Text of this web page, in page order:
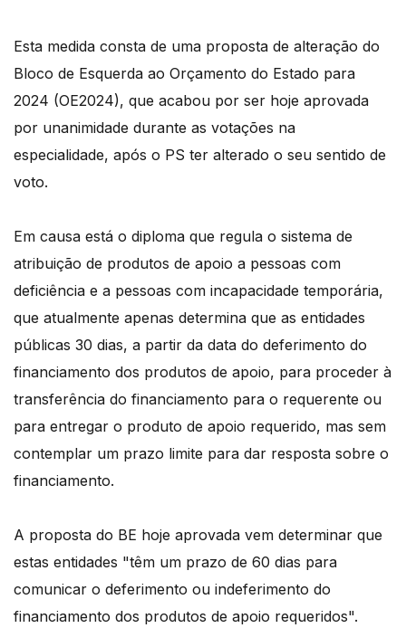
Esta medida consta de uma proposta de alteração do
Bloco de Esquerda ao Orçamento do Estado para
2024 (OE2024), que acabou por ser hoje aprovada
por unanimidade durante as votações na
especialidade, após o PS ter alterado o seu sentido de
voto.
Em causa está o diploma que regula o sistema de
atribuição de produtos de apoio a pessoas com
deficiência e a pessoas com incapacidade temporária,
que atualmente apenas determina que as entidades
públicas 30 dias, a partir da data do deferimento do
financiamento dos produtos de apoio, para proceder à
transferência do financiamento para o requerente ou
para entregar o produto de apoio requerido, mas sem
contemplar um prazo limite para dar resposta sobre o
financiamento.
A proposta do BE hoje aprovada vem determinar que
estas entidades "têm um prazo de 60 dias para
comunicar o deferimento ou indeferimento do
financiamento dos produtos de apoio requeridos".